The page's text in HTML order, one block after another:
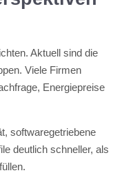
Aktuell sind die
Viele Firmen
Energiepreise
softwaregetriebene
deutlich schneller, als